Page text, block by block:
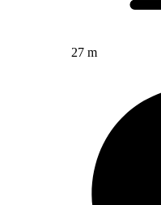
27 m